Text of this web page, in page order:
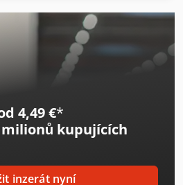
Linear V6
300
4,49 €*
milionů kupujících
inzerát nyní